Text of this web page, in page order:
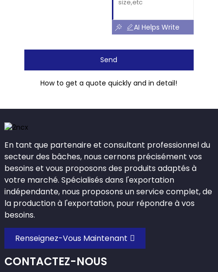
AI Helps Write
Send
How to get a quote quickly and in detail!
En tant que partenaire et consultant professionnel du
secteur des bâches, nous cernons précisément vos
besoins et vous proposons des produits adaptés à
votre marché. Spécialisés dans l'exportation
indépendante, nous proposons un service complet, de
la production à l'exportation, pour répondre à vos
besoins.
Renseignez-Vous Maintenant
CONTACTEZ-NOUS